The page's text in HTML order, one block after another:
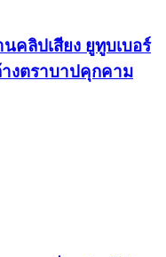
คลิปเสียง ยูทูบเบอร์
งตราบาปคุกคาม